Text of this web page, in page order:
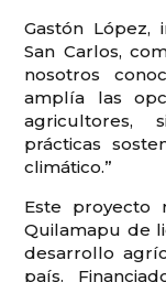
Gastón López,
San Carlos,
nosotros
amplía las
agricultores,
prácticas
climático.”
Este proyecto
Quilamapu de
desarrollo
país.